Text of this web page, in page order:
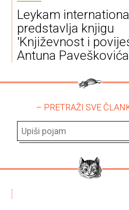
Leykam
predstavlja knjigu
'Književnost i
Antuna Paveškovića
– PRETRAŽI SVE